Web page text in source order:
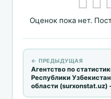
Оценок пока нет.
← ПРЕДЫДУЩАЯ
Агентство по
Республики
области